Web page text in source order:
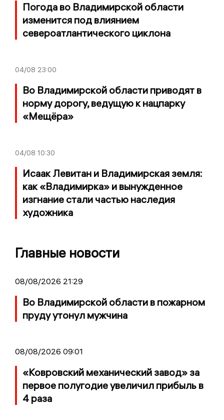
Погода во Владимирской области
изменится под влиянием
североатлантического циклона
04/08 23:00
Во Владимирской области приводят в
норму дорогу, ведущую к нацпарку
«Мещёра»
04/08 10:30
Исаак Левитан и Владимирская земля:
как «Владимирка» и вынужденное
изгнание стали частью наследия
художника
Главные новости
08/08/2026 21:29
Во Владимирской области в пожарном
пруду утонул мужчина
08/08/2026 09:01
«Ковровский механический завод» за
первое полугодие увеличил прибыль в
4 раза